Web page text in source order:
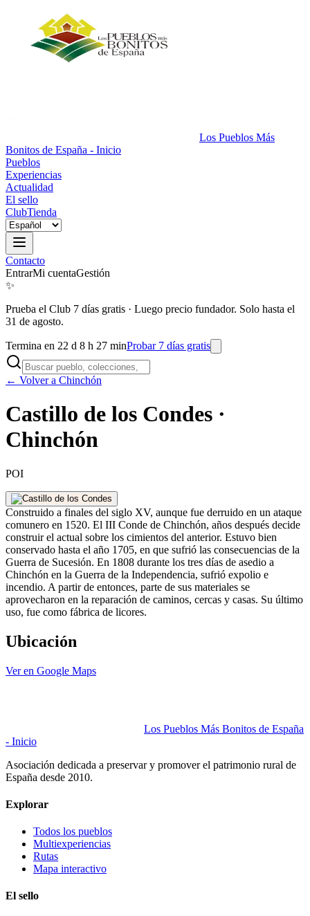
Los Pueblos Más
Bonitos de España - Inicio
Pueblos
Experiencias
Actualidad
El sello
ClubTienda
Contacto
EntrarMi cuentaGestión
✨
Prueba el Club 7 días gratis · Luego precio fundador. Solo hasta el
31 de agosto.
Termina en 22 d 8 h 27 minProbar 7 días gratis
← Volver a Chinchón
Castillo de los Condes ·
Chinchón
POI
Construido a finales del siglo XV, aunque fue derruido en un ataque
comunero en 1520. El III Conde de Chinchón, años después decide
construir el actual sobre los cimientos del anterior. Estuvo bien
conservado hasta el año 1705, en que sufrió las consecuencias de la
Guerra de Sucesión. En 1808 durante los tres días de asedio a
Chinchón en la Guerra de la Independencia, sufrió expolio e
incendio. A partir de entonces, parte de sus materiales se
aprovecharon en la reparación de caminos, cercas y casas. Su último
uso, fue como fábrica de licores.
Ubicación
Ver en Google Maps
Los Pueblos Más Bonitos de España
- Inicio
Asociación dedicada a preservar y promover el patrimonio rural de
España desde 2010.
Explorar
Todos los pueblos
Multiexperiencias
Rutas
Mapa interactivo
El sello